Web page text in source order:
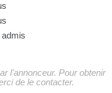
admis
l'annonceur. Pour obtenir
de le contacter.